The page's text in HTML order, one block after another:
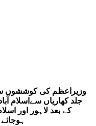
وزیراعظم کی کوششوں
جلد کھاریاں سےاسلام